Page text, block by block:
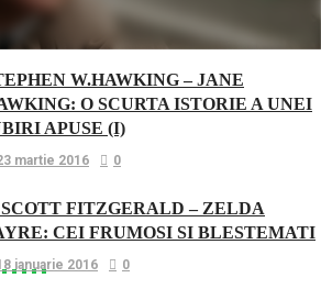
W.HAWKING – JANE
O SCURTA ISTORIE A UNEI
APUSE (I)
martie 2016 0
SCOTT FITZGERALD – ZELDA
CEI FRUMOSI SI BLESTEMATI
ianuarie 2016 0